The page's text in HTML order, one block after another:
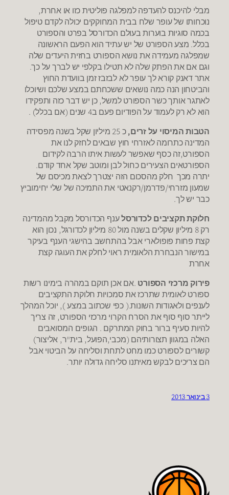
מבלי להיכנס להעדפה למפלגה פוליטית כזו או אחרת,
נוכחותו של עופר שלח בבית המחוקקים יכולה לקדם טיפול
בכמה סוגיות בוערות בעולם הכדורסל בפרט והספורט
בכלל. מצע הספורט של יש עתיד הוא הפעם הראשונה
שמפלגה מעמידה את נושא הספורט בחזית היעדים שלה
וגם אם את הפתק שלה לא תטילו בקלפי יש לברך על כך.
אתר דאנק קורא לך עופר לא לבזבז זמן בוועדת החוץ
והביטחון הנה כמה נושאים ששכחתם במצע שלכם ושיוכלו
לאתגר אותך כשר הספורט למשל, כן יש דבר כזה ותפקידו
הוא לא רק לעמוד על הפודיום פעם ב4 שנים (אם בכלל) .
הטבות המיסוי על זרים,
כ 25 מיליון שקל בשנה מפסידה
המדינה כתרומה לאזרחי חוץ שבאים לחזק לנו את
הספורט,זה כסף שאפשר לעשות איתו הרבה לקידום
הספורטאים הצעירים כחול לבן ומוטב שקל אחד קודם.
יתרה מכך חלק מהסכום הזה יצטרך לצאת מכיסם של
שמעון מזרחי/פדרמן/רקנאטי את התמיכה של שלי יחימוביץ
כבר יש לך.
חלוקת תקציבים לכדורסלענף הכדורסל מקבל מהמדינה
רק 8 מיליון שקלים בשנה מול 80 מיליון לכדורגל, נכון הוא
קצת פחות פופולארי אבל בהתחשב בהישגי הענף בעיקר
במישור הנבחרת הלאומית ראוי לחלק את העוגה קצת
אחרת
פירוק מרכזי הספורט .אם אכן תוקם במהרה בימינו רשות
ספורט לאומית שתרכז את סמכויות חלוקת התקציבים
לענפים ולאגודות השונות.( כפי שכתוב במצע ), יוכל המהלך
לייתר סוף סוף את הסרח הקרוי מרכזי הספורט, זה צריך
להיות סעיף ברור בחוק המתרקם . הגופים המסואבים
האלה במגוון תצורותיהם (מכבי,הפועל, בית"ר, אליצור)
קשורים לספורט כמו מחט לתחת וסליחה על הביטוי אבל
הם צריכים לבקש מאיתנו סליחה גדולה יותר.
3 בינואר 2013